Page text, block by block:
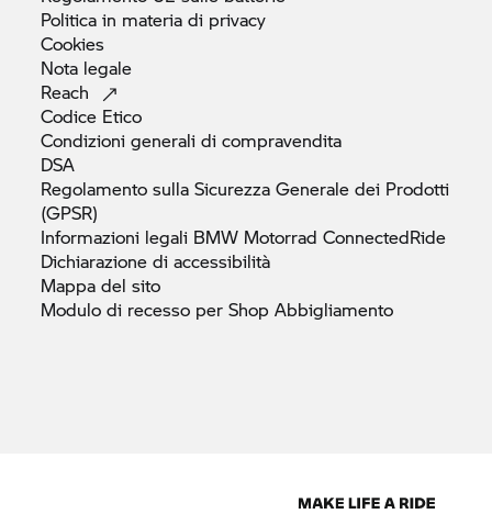
Politica in materia di privacy
Cookies
Nota legale
Reach
Codice Etico
Condizioni generali dicompravendita
DSA
Regolamento sulla Sicurezza Generale dei Prodotti
(GPSR)
Informazioni legali BMW Motorrad ConnectedRide
Dichiarazione diaccessibilità
Mappa delsito
Modulo di recesso per ShopAbbigliamento